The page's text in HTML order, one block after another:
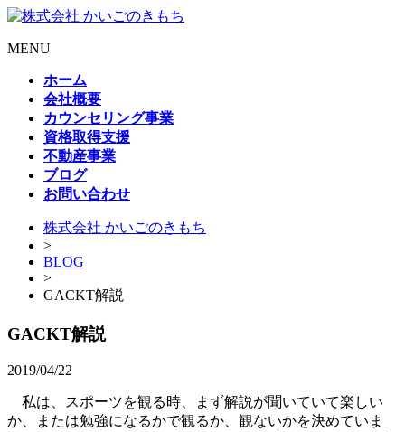
MENU
ホーム
会社概要
カウンセリング事業
資格取得支援
不動産事業
ブログ
お問い合わせ
株式会社 かいごのきもち
>
BLOG
>
GACKT解説
GACKT解説
2019/04/22
私は、スポーツを観る時、まず解説が聞いていて楽しい
か、または勉強になるかで観るか、観ないかを決めていま